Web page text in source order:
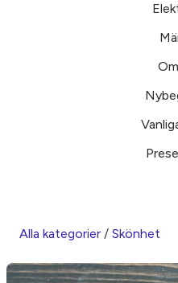
Alla kategorier / Skönhet